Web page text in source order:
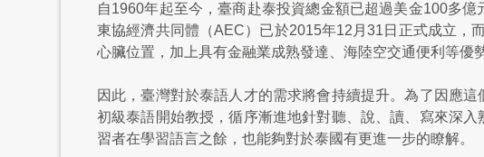
自1960年起至今，臺商赴泰投資總金額已超過美金100多
東協經濟共同體（AEC）已於2015年12月31日正式成立，
心臟位置，加上具有金融業成熟發達、海陸空交通便利等優
因此，臺灣對於泰語人才的需求將會持續提升。為了因應
初級泰語開始教授，循序漸進地針對聽、說、讀、寫來深
習者在學習語言之餘，也能夠對於泰國有更進一步的瞭解。